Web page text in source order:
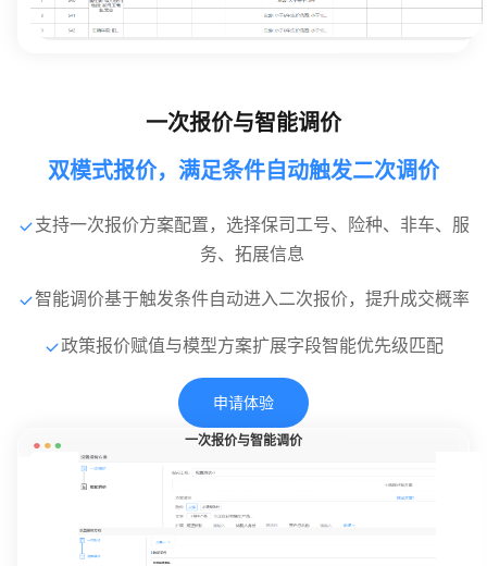
一次报价与智能调价
双模式报价，满足条件自动触发二次调价
支持一次报价方案配置，选择保司工号、险种、非车、服
务、拓展信息
智能调价基于触发条件自动进入二次报价，提升成交概率
政策报价赋值与模型方案扩展字段智能优先级匹配
申请体验
一次报价与智能调价